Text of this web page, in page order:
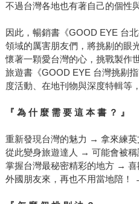
不過台灣各地也有著自己的個性
因此，暢銷書《GOOD EYE 台
領域的厲害朋友們，將挑剔的眼
懷著一顆愛台灣的心，挑戰製作
旅遊書《GOOD EYE 台灣挑剔
度活動、在地刊物與深度特輯
『 為 什 麼 需 要 這 本 書 ？ 』
重新發現台灣的魅力 → 拿來練英
從此變身旅遊達人 → 可能會被稱
掌握台灣最秘密精彩的地方 → 喜
外國朋友來，再也不用當地陪！